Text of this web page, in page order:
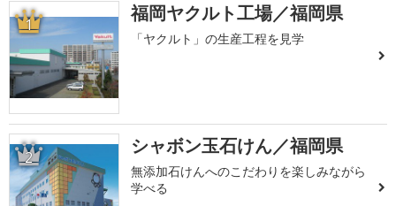
1 福岡ヤクルト工場／福岡県
「ヤクルト」の生産工程を見学
2 シャボン玉石けん／福岡県
無添加石けんへのこだわりを楽しみながら
学べる